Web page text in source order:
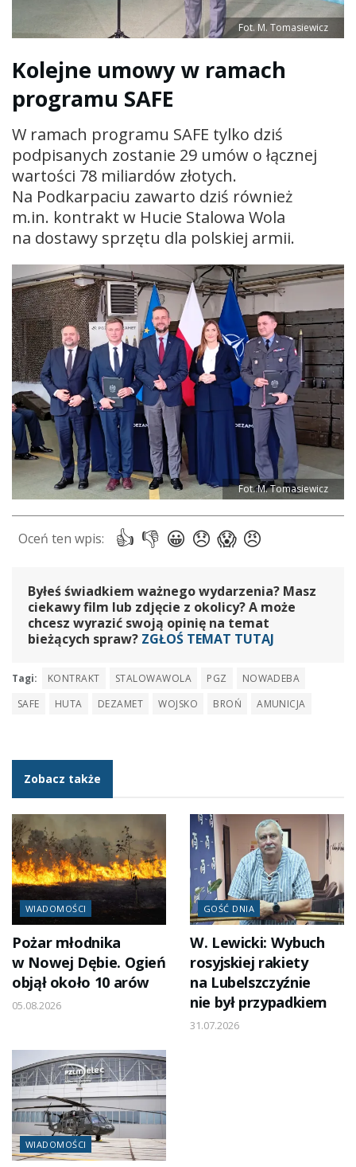
Fot. M. Tomasiewicz
Kolejne umowy w ramach
programu SAFE
W ramach programu SAFE tylko dziś
podpisanych zostanie 29 umów o łącznej
wartości 78 miliardów złotych.
Na Podkarpaciu zawarto dziś również
m.in. kontrakt w Hucie Stalowa Wola
na dostawy sprzętu dla polskiej armii.
Fot. M. Tomasiewicz
Byłeś świadkiem ważnego wydarzenia? Masz
ciekawy film lub zdjęcie z okolicy? A może
chcesz wyrazić swoją opinię na temat
bieżących spraw? ZGŁOŚ TEMAT TUTAJ
Tagi: KONTRAKT STALOWAWOLA PGZ
NOWADEBA
SAFE
HUTA DEZAMET WOJSKO BROŃ AMUNICJA
Zobacz także
WIADOMOŚCI
Pożar młodnika
w Nowej Dębie. Ogień
objął około 10 arów
05.08.2026
GOŚĆ DNIA
W. Lewicki: Wybuch
rosyjskiej rakiety
na Lubelszczyźnie
nie był przypadkiem
31.07.2026
WIADOMOŚCI